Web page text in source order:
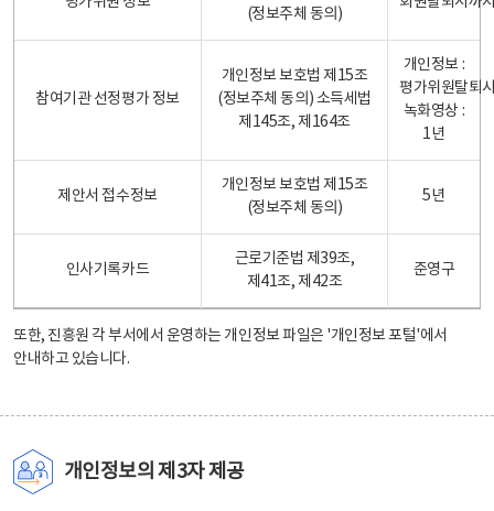
(정보주체 동의)
참여기관 선정평가 정보
개인정보 보호법 제15조
(정보주체 동의) 소득세법
제145조, 제164조
개인정보 :
평가위원탈퇴
녹화영상 :
1년
제안서 접수정보
개인정보 보호법 제15조
(정보주체 동의)
5년
인사기록카드
근로기준법 제39조,
제41조, 제42조
준영구
또한, 진흥원 각 부서에서 운영하는 개인정보 파일은 '개인정보 포털'에서
안내하고 있습니다.
개인정보의 제3자 제공